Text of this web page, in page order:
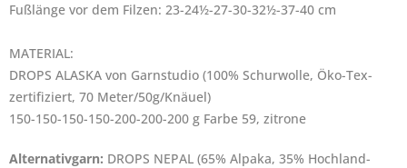
Fußlänge vor dem Filzen: 23-24½-27-30-32½-37-40 cm
MATERIAL:
DROPS ALASKA von Garnstudio (100% Schurwolle, Öko-Tex-
zertifiziert, 70 Meter/50g/Knäuel)
150-150-150-150-200-200-200 g Farbe 59, zitrone
Alternativgarn: DROPS NEPAL (65% Alpaka, 35% Hochland-